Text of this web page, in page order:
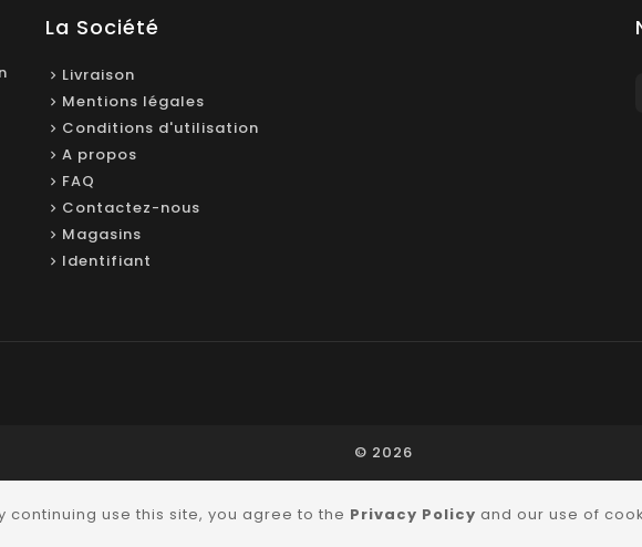
La Société
Livraison
Mentions légales
Conditions d'utilisation
A propos
FAQ
Contactez-nous
Magasins
Identifiant
© 2026
continuing use this site, you agree to the Privacy Policy and our use of